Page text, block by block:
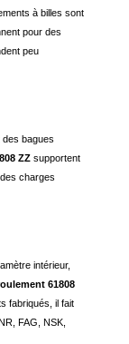
à billes sont
pour des
peu
bagues
ZZ supportent
charges
intérieur,
61808
fabriqués, il fait
FAG, NSK,